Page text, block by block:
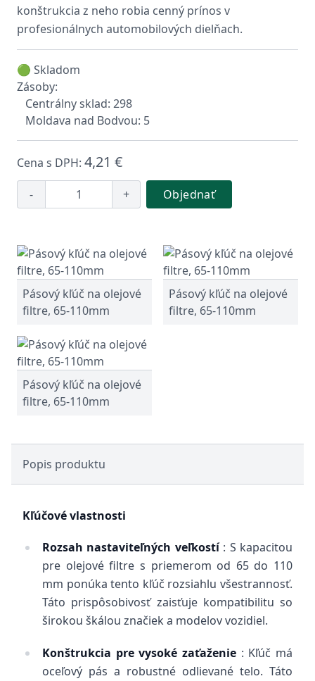
konštrukcia z neho robia cenný prínos v
profesionálnych automobilových dielňach.
🟢 Skladom
Zásoby:
Centrálny sklad: 298
Moldava nad Bodvou: 5
Cena s DPH: 4,21 €
- + Objednať
Pásový kľúč na olejové
filtre, 65-110mm
Pásový kľúč na olejové
filtre, 65-110mm
Pásový kľúč na olejové
filtre, 65-110mm
Popis produktu
Kľúčové vlastnosti
Rozsah nastaviteľných veľkostí: S kapacitou
pre olejové filtre s priemerom od 65 do 110
mm ponúka tento kľúč rozsiahlu všestrannosť.
Táto prispôsobivosť zaisťuje kompatibilitu so
širokou škálou značiek a modelov vozidiel.
Konštrukcia pre vysoké zaťaženie : Kľúč má
oceľový pás a robustné odlievané telo. Táto